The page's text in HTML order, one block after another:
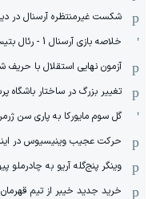
شکست غیرمنتظره آرسنال در
خلاصه بازی آرسنال 1 - رئال بتیس 3
آزمون نهایی استقلال با حریف
تغییر بزرگ در ساختار باشگاه
گل سوم مایورکا به پاری سن
حرکت عجیب وینیسیوس در
وینگر پنج‌گله آریو به چادرملو
خرید جدید خیبر از تیم